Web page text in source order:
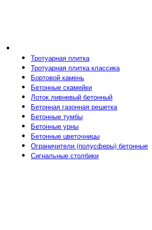
Тротуарная плитка
Тротуарная плитка классика
Бортовой камень
Бетонные скамейки
Лоток ливневый бетонный
Бетонная газонная решетка
Бетонные тумбы
Бетонные урны
Бетонные цветочницы
Ограничители (полусферы) бетонные
Сигнальные столбики